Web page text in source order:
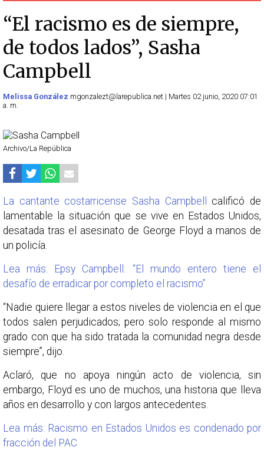
“El racismo es de siempre,
de todos lados”, Sasha
Campbell
Melissa González mgonzalezt@larepublica.net | Martes 02 junio, 2020 07:01
a. m.
Archivo/La República
La cantante costarricense Sasha Campbell
calificó de
lamentable la situación que se vive en Estados Unidos,
desatada tras el asesinato de George Floyd a manos de
un policía.
Lea más: Epsy Campbell: “El mundo entero tiene el
desafío de erradicar por completo el racismo”
“Nadie quiere llegar a estos niveles de violencia en el que
todos salen perjudicados; pero solo responde al mismo
grado con que ha sido tratada la comunidad negra desde
siempre”, dijo.
Aclaró, que no apoya ningún acto de violencia, sin
embargo, Floyd es uno de muchos, una historia que lleva
años en desarrollo y con largos antecedentes.
Lea más: Racismo en Estados Unidos es condenado por
fracción del PAC